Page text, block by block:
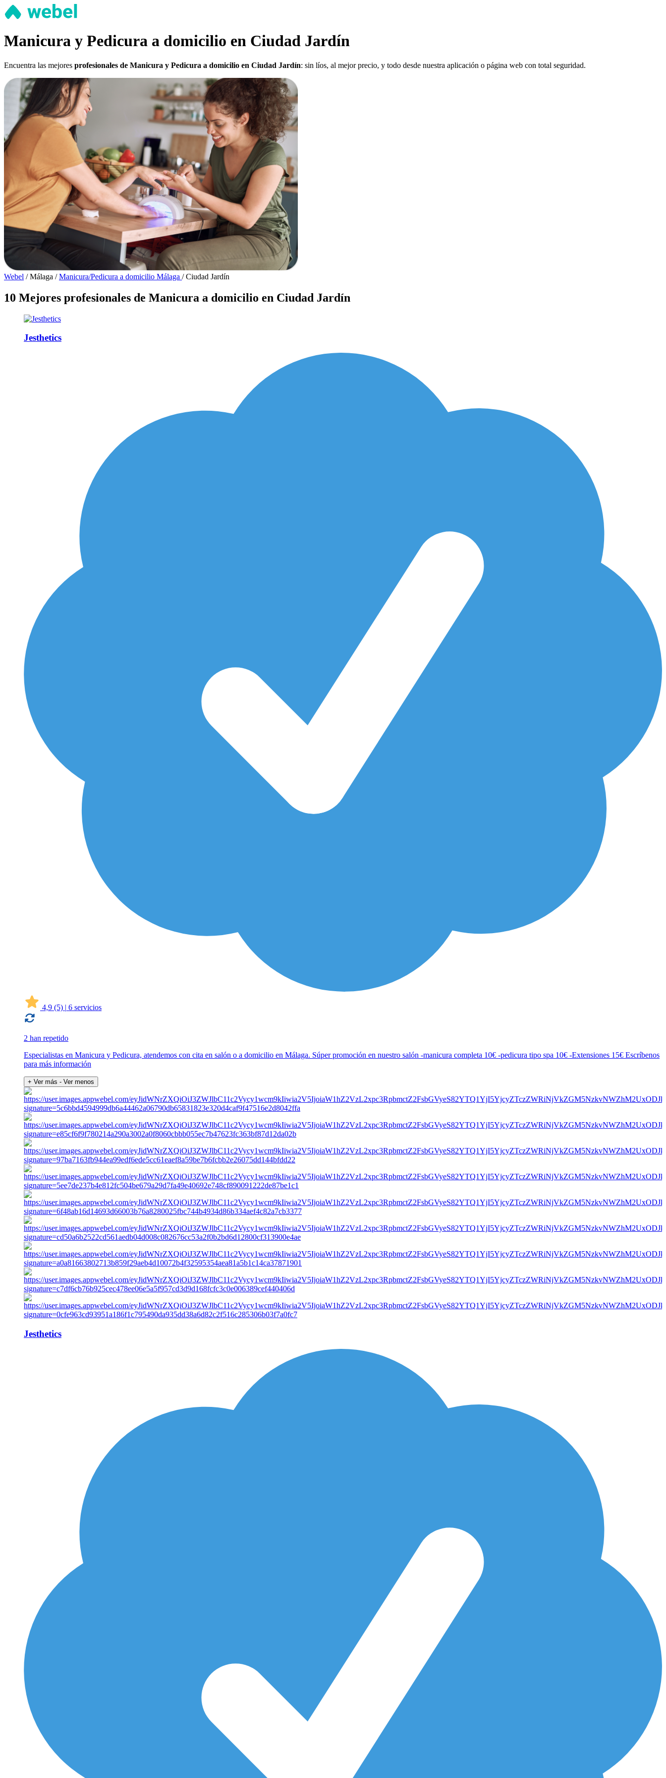
Manicura y Pedicura a domicilio en Ciudad Jardín
Encuentra las mejores profesionales de Manicura y Pedicura a domicilio en Ciudad Jardín: sin líos, al mejor precio, y todo desde nuestra aplicación o página web con total seguridad.
Webel / Málaga / Manicura/Pedicura a domicilio Málaga / Ciudad Jardín
10 Mejores profesionales de Manicura a domicilio en Ciudad Jardín
Jesthetics
4,9 (5) | 6 servicios
2 han repetido
Especialistas en Manicura y Pedicura, atendemos con cita en salón o a domicilio en Málaga. Súper promoción en nuestro salón -manicura completa 10€ -pedicura tipo spa 10€ -Extensiones 15€ Escríbenos
para más información
+ Ver más - Ver menos
Jesthetics